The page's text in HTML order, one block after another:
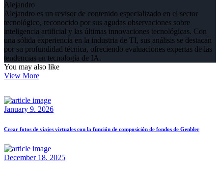
Alejandro
Alejandro es un revisor de contenido especializado en el sector
tecnológico, reconocido por sus agudas observaciones sobre
inteligencia artificial y las últimas innovaciones tecnológicas. Con
una sólida experiencia en la industria de TI, sus análisis se destacan
por su profundidad técnica, ofreciendo evaluaciones expertas de las
tendencias en tecnología de IA.
You may also like
View More
January 9. 2026
Crear fotos de viajes virtuales con la función de composición de fondos de Genbler
December 18. 2025